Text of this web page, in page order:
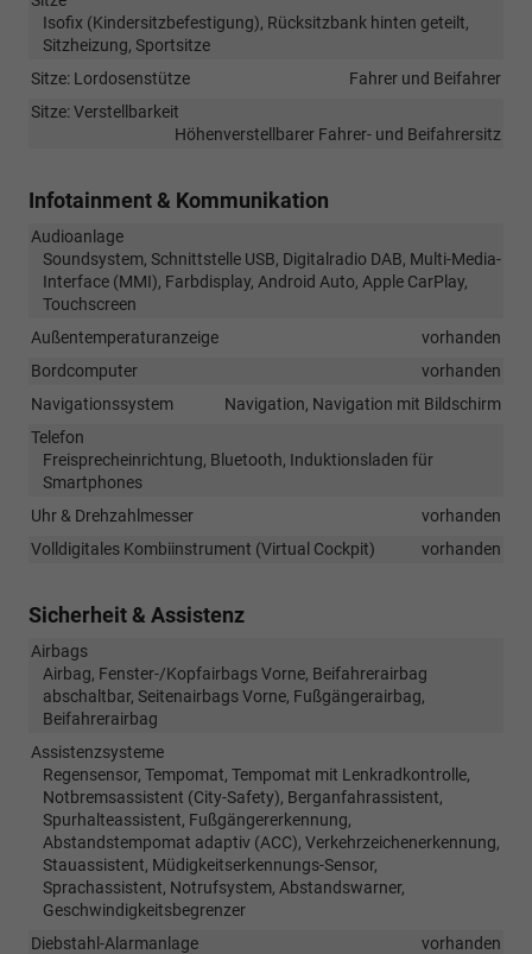
Isofix (Kindersitzbefestigung), Rücksitzbank hinten geteilt,
Sitzheizung, Sportsitze
Sitze: Lordosenstütze
Fahrer und Beifahrer
Sitze: Verstellbarkeit
Höhenverstellbarer Fahrer- und Beifahrersitz
Infotainment & Kommunikation
Audioanlage
Soundsystem, Schnittstelle USB, Digitalradio DAB, Multi-Media-
Interface (MMI), Farbdisplay, Android Auto, Apple CarPlay,
Touchscreen
Außentemperaturanzeige
vorhanden
Bordcomputer
vorhanden
Navigationssystem
Navigation, Navigation mit Bildschirm
Telefon
Freisprecheinrichtung, Bluetooth, Induktionsladen für
Smartphones
Uhr & Drehzahlmesser
vorhanden
Volldigitales Kombiinstrument (Virtual Cockpit)
vorhanden
Sicherheit & Assistenz
Airbags
Airbag, Fenster-/Kopfairbags Vorne, Beifahrerairbag
abschaltbar, Seitenairbags Vorne, Fußgängerairbag,
Beifahrerairbag
Assistenzsysteme
Regensensor, Tempomat, Tempomat mit Lenkradkontrolle,
Notbremsassistent (City-Safety), Berganfahrassistent,
Spurhalteassistent, Fußgängererkennung,
Abstandstempomat adaptiv (ACC), Verkehrzeichenerkennung,
Stauassistent, Müdigkeitserkennungs-Sensor,
Sprachassistent, Notrufsystem, Abstandswarner,
Geschwindigkeitsbegrenzer
Diebstahl-Alarmanlage
vorhanden